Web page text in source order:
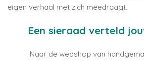
eigen verhaal met zich meedraagt.
Een sieraad verteld
Naar de webshop van